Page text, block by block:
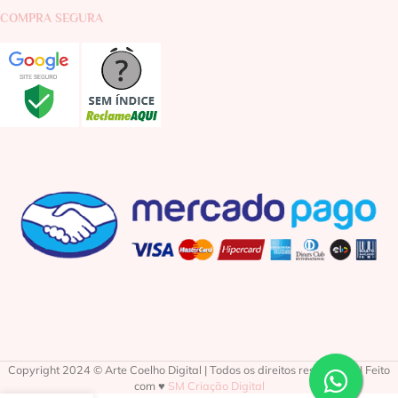
COMPRA SEGURA
Copyright 2024 © Arte Coelho Digital | Todos os direitos reservados | Feito
com ♥ SM Criação Digital